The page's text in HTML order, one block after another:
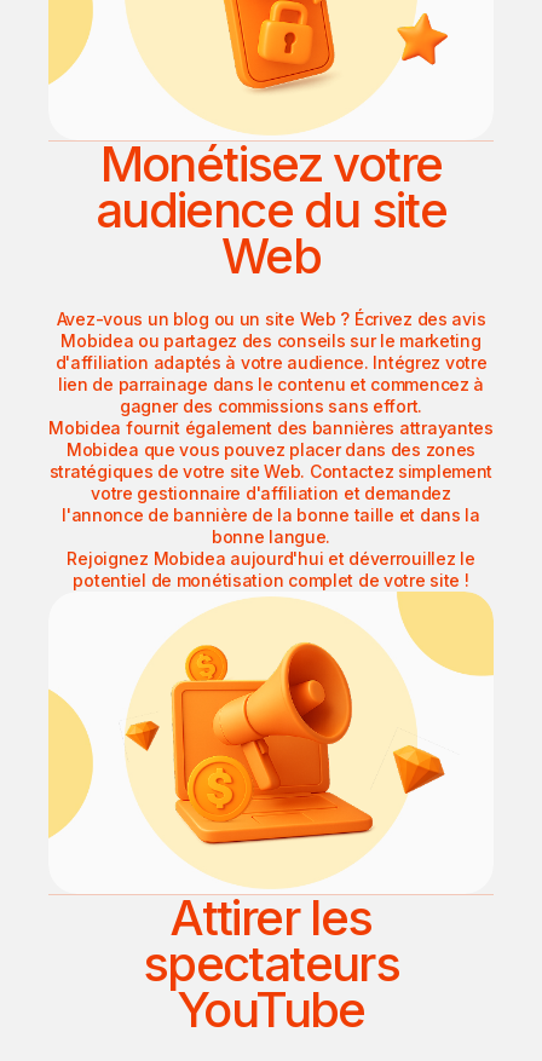
Monétisez votre
audience du site
Web
Avez-vous un blog ou un site Web ? Écrivez des avis
Mobidea ou partagez des conseils sur le marketing
d'affiliation adaptés à votre audience. Intégrez votre
lien de parrainage dans le contenu et commencez à
gagner des commissions sans effort.
Mobidea fournit également des bannières attrayantes
Mobidea que vous pouvez placer dans des zones
stratégiques de votre site Web. Contactez simplement
votre gestionnaire d'affiliation et demandez
l'annonce de bannière de la bonne taille et dans la
bonne langue.
Rejoignez Mobidea aujourd'hui et déverrouillez le
potentiel de monétisation complet de votre site !
Attirer les
spectateurs
YouTube